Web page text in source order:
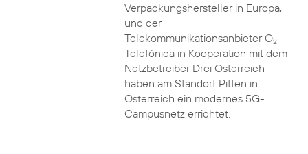
Verpackungshersteller in Europa,
und der
Telekommunikationsanbieter O2
Telefónica in Kooperation mit dem
Netzbetreiber Drei Österreich
haben am Standort Pitten in
Österreich ein modernes 5G-
Campusnetz errichtet.